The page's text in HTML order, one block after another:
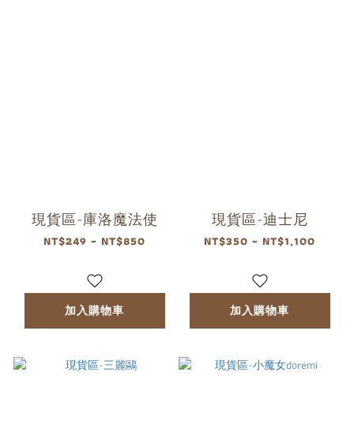
現貨區-庫洛魔法使
NT$249 ~ NT$850
加入購物車
現貨區-迪士尼
NT$350 ~ NT$1,100
加入購物車